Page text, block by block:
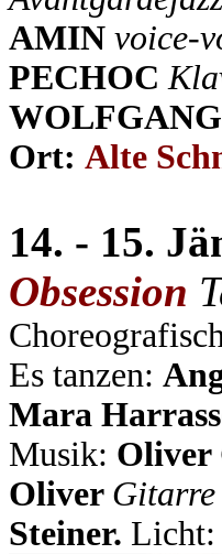
AMIN voice-
PECHOC
Ort: Alte
14. - 15.
Obsession
Es tanzen:
Mara
Musik: Oliver
Oliver
Steiner. Licht: